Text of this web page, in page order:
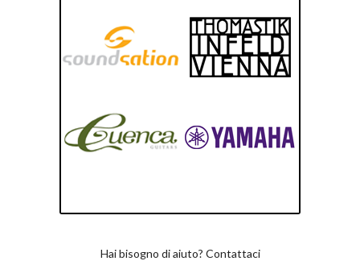
Hai bisogno di aiuto? Contattaci